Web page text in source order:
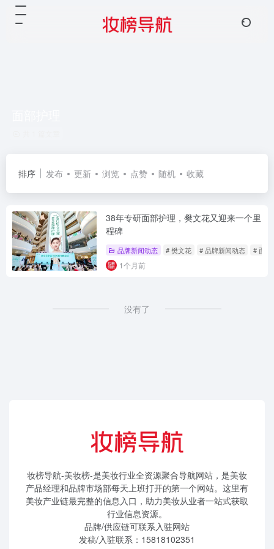
排序 发布 更新 浏览 点赞 随机 收藏
38年专研面部护理，樊文花又迎来一个里
程碑
品牌新闻动态 # 樊文花 # 品牌新闻动态 # 面部
1个月前
没有了
妆榜导航-美妆榜-是美妆行业全资源聚合导航网站，是美妆
产品经理和品牌市场部每天上班打开的第一个网站。这里有
美妆产业链最完整的信息入口，助力美妆从业者一站式获取
行业信息资源。
品牌/供应链可联系入驻网站
发稿/入驻联系：15818102351